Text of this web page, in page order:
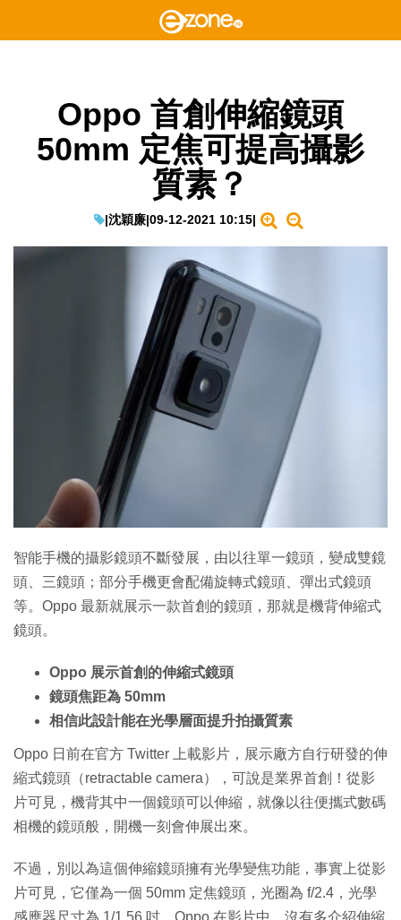
Oppo 首創伸縮鏡頭
50mm 定焦可提高攝影
質素？
|沈穎廉|09-12-2021 10:15|
智能手機的攝影鏡頭不斷發展，由以往單一鏡頭，變成雙鏡
頭、三鏡頭；部分手機更會配備旋轉式鏡頭、彈出式鏡頭
等。Oppo 最新就展示一款首創的鏡頭，那就是機背伸縮式
鏡頭。
Oppo 展示首創的伸縮式鏡頭
鏡頭焦距為 50mm
相信此設計能在光學層面提升拍攝質素
Oppo 日前在官方 Twitter 上載影片，展示廠方自行研發的伸
縮式鏡頭（retractable camera），可說是業界首創！從影
片可見，機背其中一個鏡頭可以伸縮，就像以往便攜式數碼
相機的鏡頭般，開機一刻會伸展出來。
不過，別以為這個伸縮鏡頭擁有光學變焦功能，事實上從影
片可見，它僅為一個 50mm 定焦鏡頭，光圈為 f/2.4，光學
感應器尺寸為 1/1.56 吋。Oppo 在影片中，沒有多介紹伸縮